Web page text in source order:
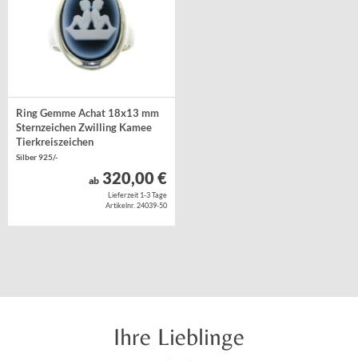
Ring Gemme Achat 18x13 mm
Sternzeichen Zwilling Kamee
Tierkreiszeichen
Silber 925/-
ab320,00 €
Lieferzeit 1-3 Tage
Artikelnr. 24039-50
Ihre Lieblinge